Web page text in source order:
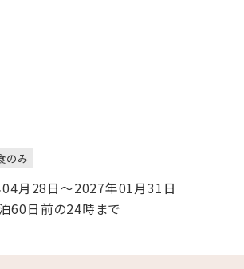
のみ
04月28日～2027年01月31日
60日前の24時まで